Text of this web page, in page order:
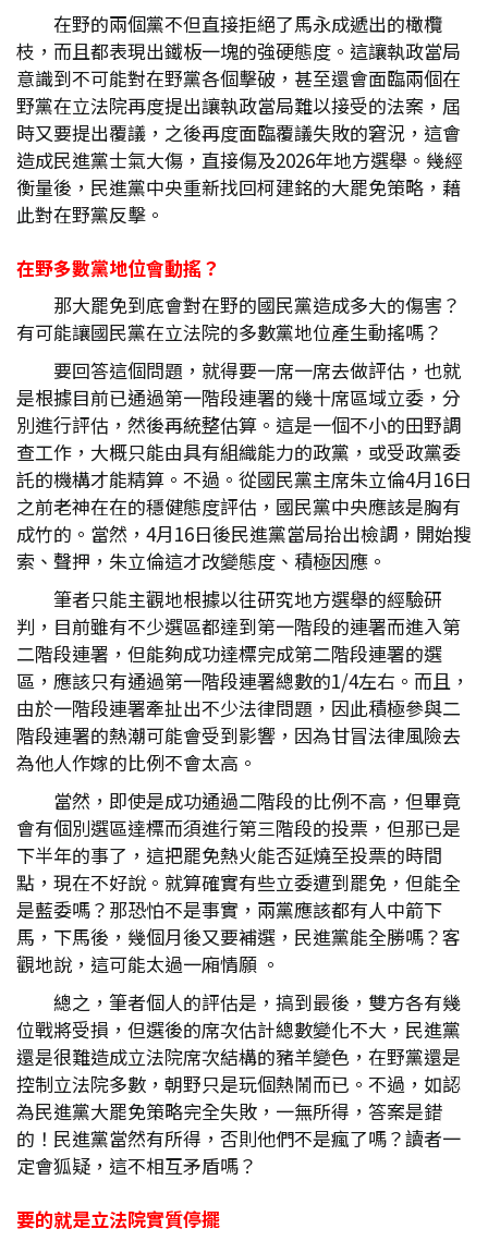
在野的兩個黨不但直接拒絕了馬永成遞出的橄欖
枝，而且都表現出鐵板一塊的強硬態度。這讓執政當局
意識到不可能對在野黨各個擊破，甚至還會面臨兩個在
野黨在立法院再度提出讓執政當局難以接受的法案，屆
時又要提出覆議，之後再度面臨覆議失敗的窘況，這會
造成民進黨士氣大傷，直接傷及2026年地方選舉。幾經
衡量後，民進黨中央重新找回柯建銘的大罷免策略，藉
此對在野黨反擊。
在野多數黨地位會動搖？
那大罷免到底會對在野的國民黨造成多大的傷害？
有可能讓國民黨在立法院的多數黨地位產生動搖嗎？
要回答這個問題，就得要一席一席去做評估，也就
是根據目前已通過第一階段連署的幾十席區域立委，分
別進行評估，然後再統整估算。這是一個不小的田野調
查工作，大概只能由具有組織能力的政黨，或受政黨委
託的機構才能精算。不過。從國民黨主席朱立倫4月16日
之前老神在在的穩健態度評估，國民黨中央應該是胸有
成竹的。當然，4月16日後民進黨當局抬出檢調，開始搜
索、聲押，朱立倫這才改變態度、積極因應。
筆者只能主觀地根據以往研究地方選舉的經驗研
判，目前雖有不少選區都達到第一階段的連署而進入第
二階段連署，但能夠成功達標完成第二階段連署的選
區，應該只有通過第一階段連署總數的1/4左右。而且，
由於一階段連署牽扯出不少法律問題，因此積極參與二
階段連署的熱潮可能會受到影響，因為甘冒法律風險去
為他人作嫁的比例不會太高。
當然，即使是成功通過二階段的比例不高，但畢竟
會有個別選區達標而須進行第三階段的投票，但那已是
下半年的事了，這把罷免熱火能否延燒至投票的時間
點，現在不好說。就算確實有些立委遭到罷免，但能全
是藍委嗎？那恐怕不是事實，兩黨應該都有人中箭下
馬，下馬後，幾個月後又要補選，民進黨能全勝嗎？客
觀地說，這可能太過一廂情願 。
總之，筆者個人的評估是，搞到最後，雙方各有幾
位戰將受損，但選後的席次估計總數變化不大，民進黨
還是很難造成立法院席次結構的豬羊變色，在野黨還是
控制立法院多數，朝野只是玩個熱鬧而已。不過，如認
為民進黨大罷免策略完全失敗，一無所得，答案是錯
的！民進黨當然有所得，否則他們不是瘋了嗎？讀者一
定會狐疑，這不相互矛盾嗎？
要的就是立法院實質停擺